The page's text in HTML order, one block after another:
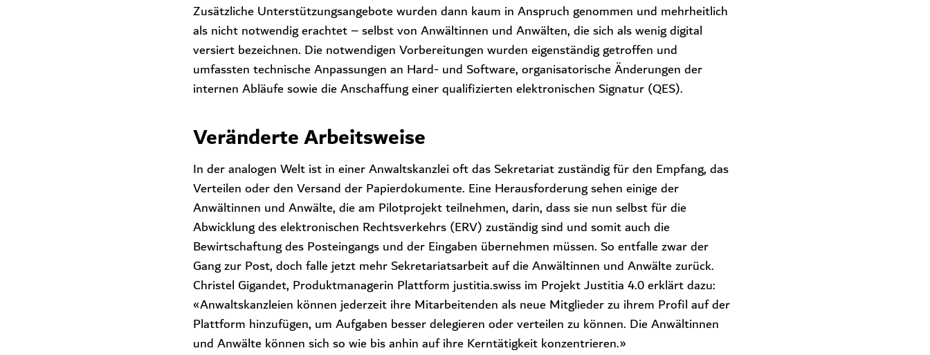
Zusätzliche Unterstützungsangebote wurden dann kaum in Anspruch genommen und mehrheitlich
als nicht notwendig erachtet – selbst von Anwältinnen und Anwälten, die sich als wenig digital
versiert bezeichnen. Die notwendigen Vorbereitungen wurden eigenständig getroffen und
umfassten technische Anpassungen an Hard- und Software, organisatorische Änderungen der
internen Abläufe sowie die Anschaffung einer qualifizierten elektronischen Signatur (QES).
Veränderte Arbeitsweise
In der analogen Welt ist in einer Anwaltskanzlei oft das Sekretariat zuständig für den Empfang, das
Verteilen oder den Versand der Papierdokumente. Eine Herausforderung sehen einige der
Anwältinnen und Anwälte, die am Pilotprojekt teilnehmen, darin, dass sie nun selbst für die
Abwicklung des elektronischen Rechtsverkehrs (ERV) zuständig sind und somit auch die
Bewirtschaftung des Posteingangs und der Eingaben übernehmen müssen. So entfalle zwar der
Gang zur Post, doch falle jetzt mehr Sekretariatsarbeit auf die Anwältinnen und Anwälte zurück.
Christel Gigandet, Produktmanagerin Plattform justitia.swiss im Projekt Justitia 4.0 erklärt dazu:
«Anwaltskanzleien können jederzeit ihre Mitarbeitenden als neue Mitglieder zu ihrem Profil auf der
Plattform hinzufügen, um Aufgaben besser delegieren oder verteilen zu können. Die Anwältinnen
und Anwälte können sich so wie bis anhin auf ihre Kerntätigkeit konzentrieren.»